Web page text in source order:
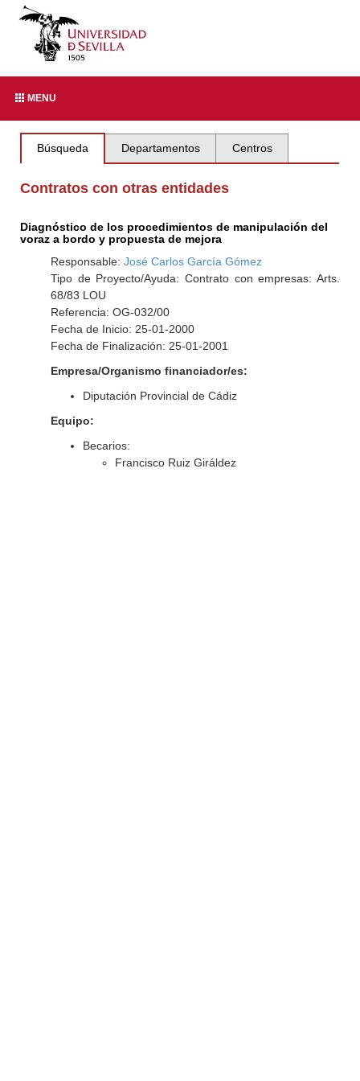
MENU
Búsqueda Departamentos Centros
Contratos con otras entidades
Diagnóstico de los procedimientos de manipulación del
voraz a bordo y propuesta de mejora
Responsable: José Carlos García Gómez
Tipo de Proyecto/Ayuda: Contrato con empresas: Arts.
68/83 LOU
Referencia: OG-032/00
Fecha de Inicio: 25-01-2000
Fecha de Finalización: 25-01-2001
Empresa/Organismo financiador/es:
Diputación Provincial de Cádiz
Equipo:
Becarios:
Francisco Ruiz Giráldez